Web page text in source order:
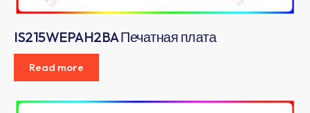
IS215WEPAH2BA Печатная плата
Read more